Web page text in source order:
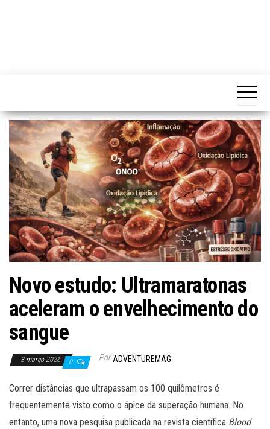
Novo estudo: Ultramaratonas
aceleram o envelhecimento do
sangue
3 março 2026 0 Por ADVENTUREMAG
Correr distâncias que ultrapassam os 100 quilômetros é
frequentemente visto como o ápice da superação humana. No
entanto, uma nova pesquisa publicada na revista científica Blood